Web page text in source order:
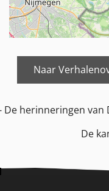
Naar
herinneringen
De